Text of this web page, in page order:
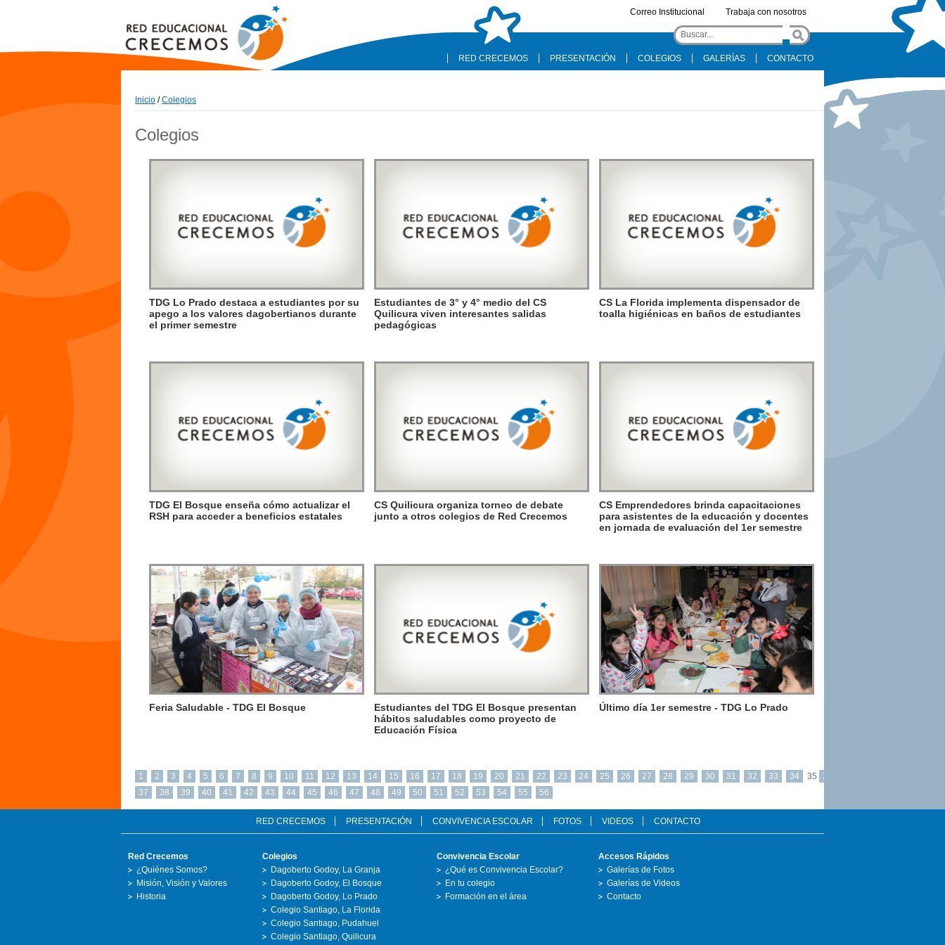
Correo Institucional Trabaja con nosotros
RED CRECEMOS PRESENTACIÓN COLEGIOS GALERÍAS CONTACTO
Inicio /Colegios
Colegios
TDG Lo Prado destaca a estudiantes por su
apego a los valores dagobertianos durante
el primer semestre
Estudiantes de 3° y 4° medio del CS
Quilicura viven interesantes salidas
pedagógicas
CS La Florida implementa dispensador de
toalla higiénicas en baños de estudiantes
TDG El Bosque enseña cómo actualizar el
RSH para acceder a beneficios estatales
CS Quilicura organiza torneo de debate
junto a otros colegios de Red Crecemos
CS Emprendedores brinda capacitaciones
para asistentes de la educación y docentes
en jornada de evaluación del 1er semestre
Feria Saludable - TDG El Bosque
Estudiantes del TDG El Bosque presentan
hábitos saludables como proyecto de
Educación Física
Último día 1er semestre - TDG Lo Prado
1 2 3 4 5 6 7 8 9 10 11 12 13 14 15 16 17 18 19 20 21 22 23 24 25 26 27 28 29 30 31 32 33 34 35
36
37
38 39 40 41 42 43 44 45 46 47 48 49 50 51 52 53 54 55 56
RED CRECEMOS PRESENTACIÓN CONVIVENCIA ESCOLAR FOTOS VIDEOS CONTACTO
Red Crecemos
¿Quiénes Somos?
Misión, Visión y Valores
Historia
Colegios
Dagoberto Godoy, La Granja
Dagoberto Godoy, El Bosque
Dagoberto Godoy, Lo Prado
Colegio Santiago, La Florida
Colegio Santiago, Pudahuel
Colegio Santiago, Quilicura
Convivencia Escolar
¿Qué es Convivencia Escolar?
En tu colegio
Formación en el área
Accesos Rápidos
Galerías de Fotos
Galerías de Videos
Contacto